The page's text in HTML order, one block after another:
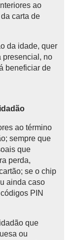
ao
carta de
da idade, quer
presencial, no
beneficiar de
ao término
sempre que
que
perda,
se o chip
ainda caso
PIN
que
ou